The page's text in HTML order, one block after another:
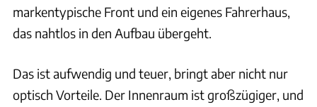
markentypische Front und ein eigenes Fahrerhaus,
das nahtlos in den Aufbau übergeht.
Das ist aufwendig und teuer, bringt aber nicht nur
optisch Vorteile. Der Innenraum ist großzügiger, und